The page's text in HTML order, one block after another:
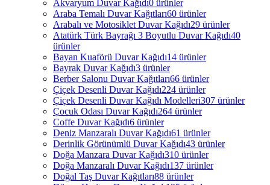
Akvaryum Duvar Kağıdı0 ürünler
Araba Temalı Duvar Kağıtları60 ürünler
Arabalı ve Motosiklet Duvar Kağıdı29 ürünler
Atatürk Türk Bayrağı 3 Boyutlu Duvar Kağıdı40
ürünler
Bayan Kuaförü Duvar Kağıdı14 ürünler
Bayrak Duvar Kağıdı3 ürünler
Berber Salonu Duvar Kağıtları66 ürünler
Çiçek Desenli Duvar Kağıdı224 ürünler
Çiçek Desenli Duvar Kağıdı Modelleri307 ürünler
Çocuk Odası Duvar Kağıdı264 ürünler
Coffe Duvar Kağıdı6 ürünler
Deniz Manzaralı Duvar Kağıdı61 ürünler
Derinlik Görünümlü Duvar Kağıdı43 ürünler
Doğa Manzara Duvar Kağıdı310 ürünler
Doğa Manzaralı Duvar Kağıdı137 ürünler
Doğal Taş Duvar Kağıtları88 ürünler